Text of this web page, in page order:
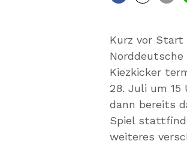
Kurz vor Start
Kiezkicker
28. Juli um
dann bereits
Spiel
weiteres